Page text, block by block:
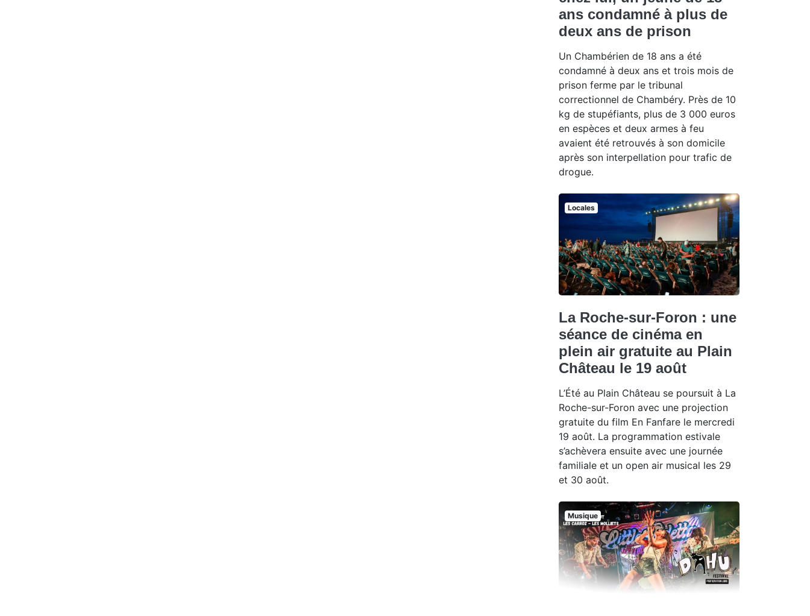
ans condamné à plus de
deux ans de prison
Un Chambérien de 18 ans a été
condamné à deux ans et trois mois de
prison ferme par le tribunal
correctionnel de Chambéry. Près de 10
kg de stupéfiants, plus de 3 000 euros
en espèces et deux armes à feu
avaient été retrouvés à son domicile
après son interpellation pour trafic de
drogue.
Locales
La Roche-sur-Foron : une
séance de cinéma en
plein air gratuite au Plain
Château le 19 août
L’Été au Plain Château se poursuit à La
Roche-sur-Foron avec une projection
gratuite du film En Fanfare le mercredi
19 août. La programmation estivale
s’achèvera ensuite avec une journée
familiale et un open air musical les 29
et 30 août.
Musique